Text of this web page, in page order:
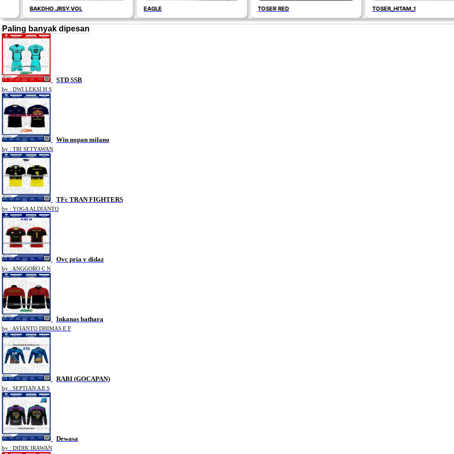
BAKDHO.JRSY.VOL TOSER RED TOSER_HITAM_1
Paling banyak dipesan
STD SSB
by : DWI LEKSI H S
Win nopan milano
by : TRI SETYAWAN
TFc TRAN FIGHTERS
by : YOGA ALDIANTO
Ovc pria v didaz
by : ANGGORO C N
Inkanas bathara
by : AVIANTO DHIMAS E F
RABI (GOCAPAN)
by : SEPTIAN AJI S
Dewasa
by : DIDIK IRAWAN